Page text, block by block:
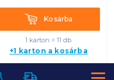
KosárbaKosárba
1 karton = 11 db
+1 karton a kosárba